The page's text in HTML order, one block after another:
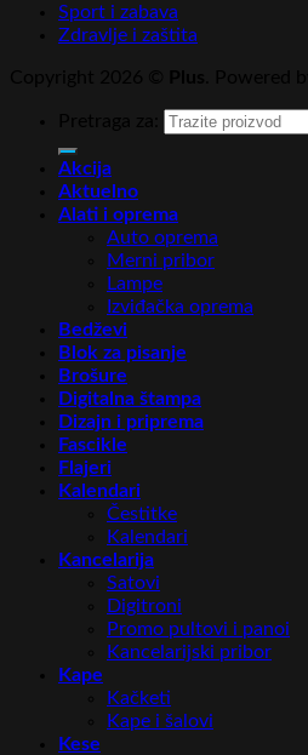
Sport i zabava
Zdravlje i zaštita
Akcija
Aktuelno
Alati i oprema
Auto oprema
Merni pribor
Lampe
Izviđačka oprema
Bedževi
Blok za pisanje
Brošure
Digitalna štampa
Dizajn i priprema
Fascikle
Flajeri
Kalendari
Čestitke
Kalendari
Kancelarija
Satovi
Digitroni
Promo pultovi i panoi
Kancelarijski pribor
Kape
Kačketi
Kape i šalovi
Kese